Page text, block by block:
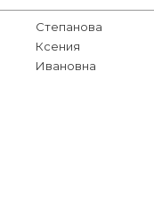
Степанова
Ксения
Ивановна